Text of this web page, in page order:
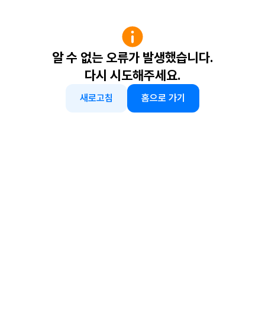
알 수 없는 오류가 발생했습니다.
다시 시도해주세요.
새로고침 홈으로 가기